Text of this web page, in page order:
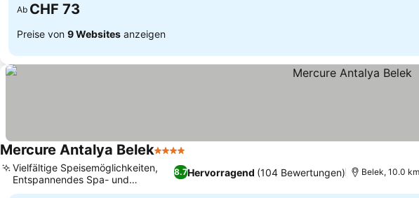
Ab CHF 73
Preise von 9 Websites anzeigen
Mercure Antalya Belek4 Sterne
8.7Hervorragend (104 Bewertungen)
Vielfältige Speisemöglichkeiten,
Entspannendes Spa- und
Wellnesscenter
Belek, 10.0